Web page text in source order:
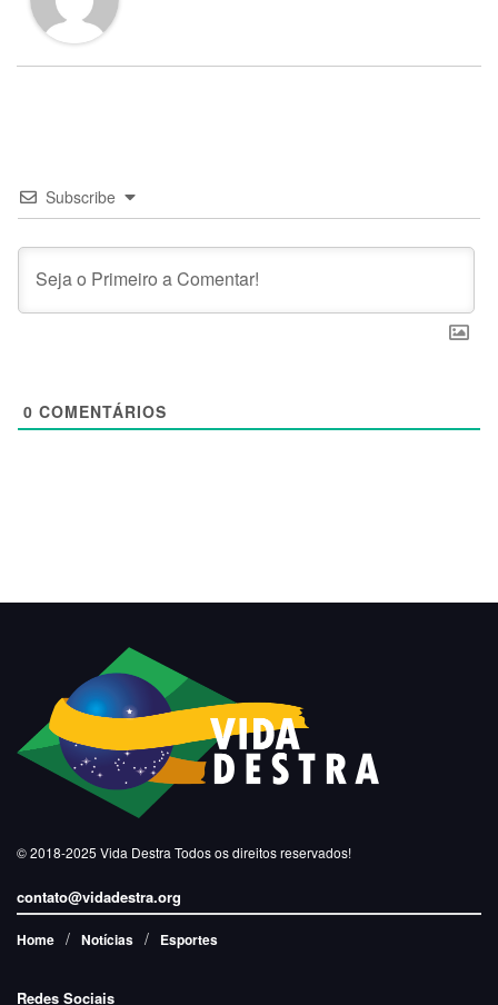
Subscribe
0 COMENTÁRIOS
© 2018-2025 Vida Destra Todos os direitos reservados!
contato@vidadestra.org
Home Notícias Esportes
Redes Sociais